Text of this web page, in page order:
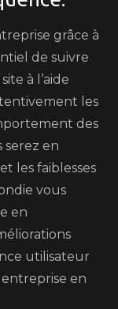
grâce à
de suivre
à l’aide
les
des
serez en
les faiblesses
vous
en
utilisateur
en